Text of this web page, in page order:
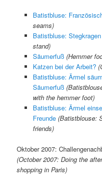
Batistbluse:
seams)
Batistbluse: Stegkragen
stand)
Säumerfuß (Hemmer
Katzen bei der Arbeit?
Batistbluse: Ärmel
Säumerfuß
with the hemmer foot)
Batistbluse: Ärmel
Freunde (Batistblouse:
friends)
Oktober 2007:
(October 2007: Doing the
shopping in Paris)